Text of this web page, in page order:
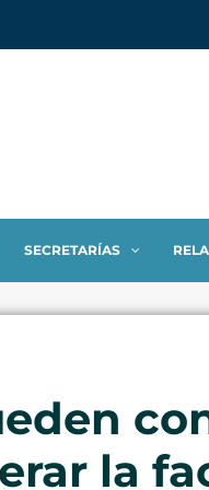
SECRETARÍAS
la